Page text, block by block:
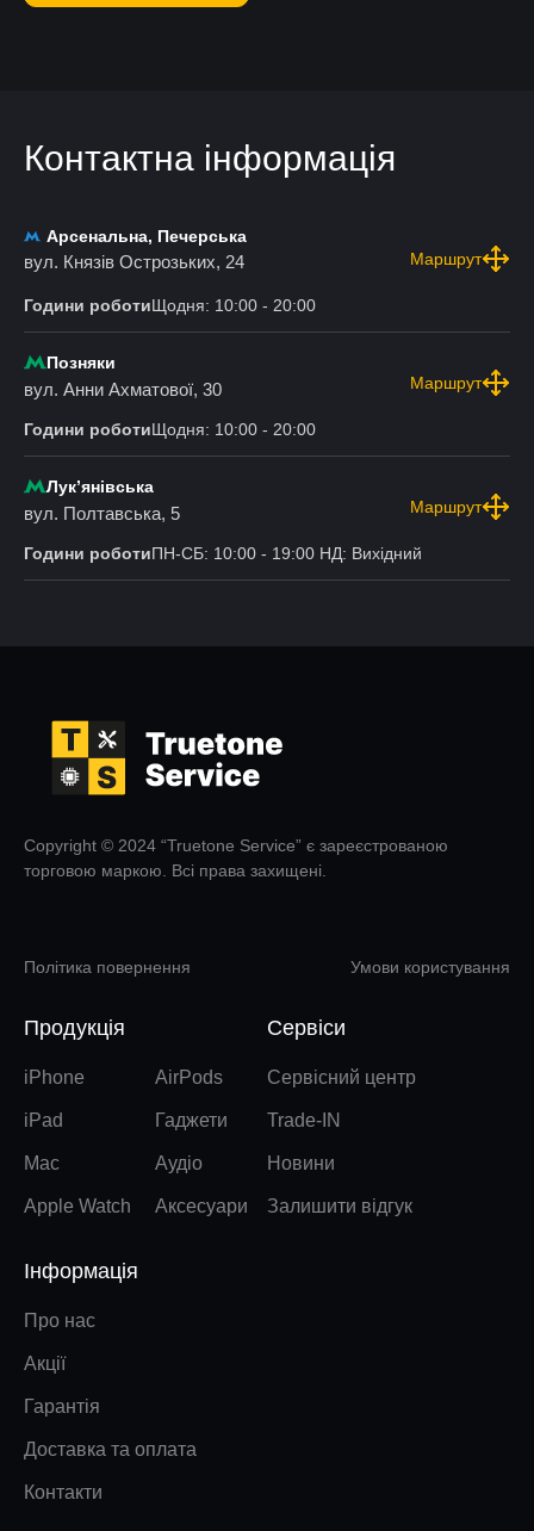
Контактна інформація
Арсенальна, Печерська
вул. Князів Острозьких, 24 Маршрут
Години роботиЩодня: 10:00 - 20:00
Позняки
вул. Анни Ахматової, 30 Маршрут
Години роботиЩодня: 10:00 - 20:00
Лукʼянівська
вул. Полтавська, 5 Маршрут
Години роботиПН-СБ: 10:00 - 19:00 НД: Вихідний
Copyright © 2024 “Truetone Service” є зареєстрованою
торговою маркою. Всі права захищені.
Політика повернення Умови користування
Продукція
iPhone
iPad
Mac
Apple Watch
AirPods
Гаджети
Аудіо
Аксесуари
Сервіси
Сервісний центр
Trade-IN
Новини
Залишити відгук
Інформація
Про нас
Акції
Гарантія
Доставка та оплата
Контакти